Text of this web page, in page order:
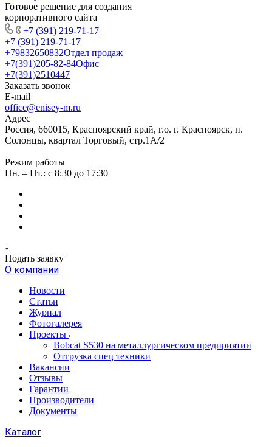
Готовое решение для создания
корпоративного сайта
+7 (391) 219-71-17
+7 (391) 219-71-17
+79832650832Отдел продаж
+7(391)205-82-84Офис
+7(391)2510447
Заказать звонок
E-mail
office@enisey-m.ru
Адрес
Россия, 660015, Красноярский край, г.о. г. Красноярск, п.
Солонцы, квартал Торговый, стр.1А/2
Режим работы
Пн. – Пт.: c 8:30 до 17:30
Подать заявку
О компании
Новости
Статьи
Журнал
Фотогалерея
Проекты
Bobcat S530 на металлургическом предприятии
Отгрузка спец техники
Вакансии
Отзывы
Гарантии
Производители
Документы
Каталог